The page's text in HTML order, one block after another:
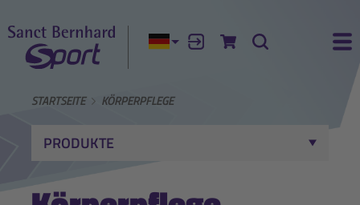
Aktuelle Sprache:
AnmeldenZum Warenkorb
Suche
STARTSEITE KÖRPERPFLEGE
PRODUKTE